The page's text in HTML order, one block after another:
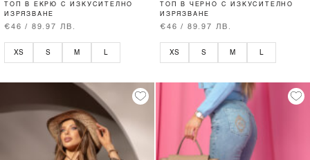
ТОП В ЕКРЮ С ИЗКУСИТЕЛНО
ИЗРЯЗВАНЕ
€46 / 89.97 ЛВ.
XS S M L
ТОП В ЧЕРНО С ИЗКУСИТЕЛНО
ИЗРЯЗВАНЕ
€46 / 89.97 ЛВ.
XS S M L